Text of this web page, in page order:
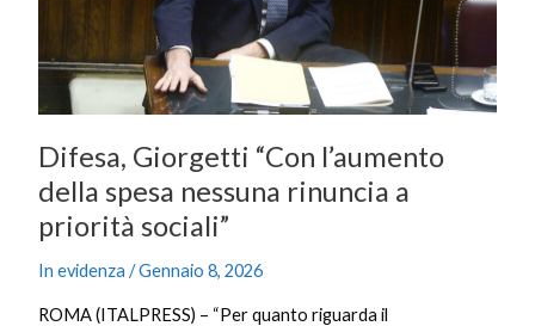
Difesa, Giorgetti “Con l’aumento
della spesa nessuna rinuncia a
priorità sociali”
In evidenza /Gennaio 8, 2026
ROMA (ITALPRESS) – “Per quanto riguarda il
priorità
sociali”